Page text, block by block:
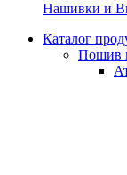
Нашивки и
Каталог
Пошив